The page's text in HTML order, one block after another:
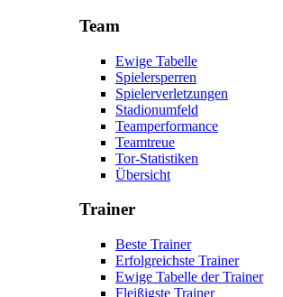
Team
Ewige Tabelle
Spielersperren
Spielerverletzungen
Stadionumfeld
Teamperformance
Teamtreue
Tor-Statistiken
Übersicht
Trainer
Beste Trainer
Erfolgreichste Trainer
Ewige Tabelle der Trainer
Fleißigste Trainer